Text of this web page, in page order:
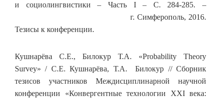
и социолингвистики – Часть I – С. 284-285. –
г. Симферополь, 2016.
Тезисы к конференции.
Кушнарёва С.Е., Билокур Т.А. «Probability Theory
Survey» / С.Е. Кушнарёва, Т.А. Билокур // Сборник
тезисов участников Междисциплинарной научной
конференции «Конвергентные технологии ХХI века: